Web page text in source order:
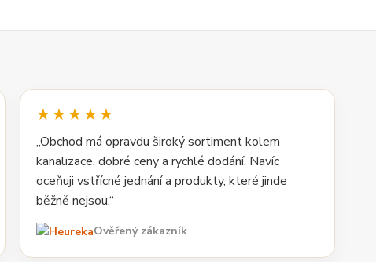
★★★★★
„Obchod má opravdu široký sortiment kolem
kanalizace, dobré ceny a rychlé dodání. Navíc
oceňuji vstřícné jednání a produkty, které jinde
běžně nejsou.“
Ověřený zákazník